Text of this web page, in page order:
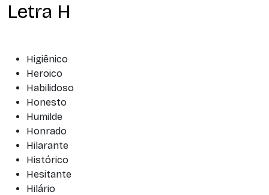
Letra H
Higiênico
Heroico
Habilidoso
Honesto
Humilde
Honrado
Hilarante
Histórico
Hesitante
Hilário